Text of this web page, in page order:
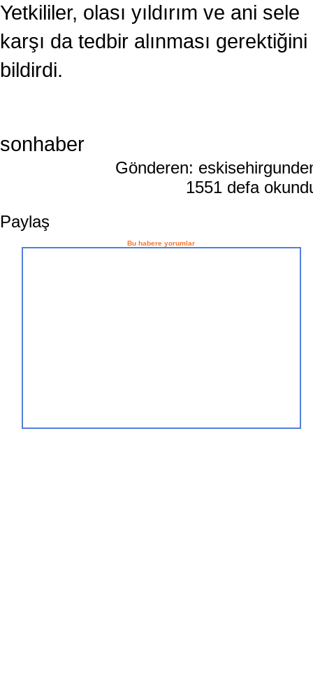
Yetkililer, olası yıldırım ve ani sele
karşı da tedbir alınması gerektiğini
bildirdi.
sonhaber
Gönderen:
1551 defa
Paylaş
Bu habere yorumlar